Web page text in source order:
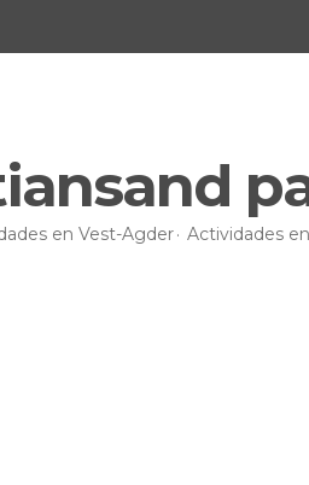
en Vest-Agder Actividades